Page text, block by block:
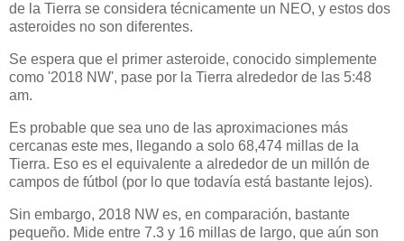
de la Tierra se considera técnicamente un NEO, y estos dos
asteroides no son diferentes.
Se espera que el primer asteroide, conocido simplemente
como '2018 NW', pase por la Tierra alrededor de las 5:48
am.
Es probable que sea uno de las aproximaciones más
cercanas este mes, llegando a solo 68,474 millas de la
Tierra. Eso es el equivalente a alrededor de un millón de
campos de fútbol (por lo que todavía está bastante lejos).
Sin embargo, 2018 NW es, en comparación, bastante
pequeño. Mide entre 7.3 y 16 millas de largo, que aún son